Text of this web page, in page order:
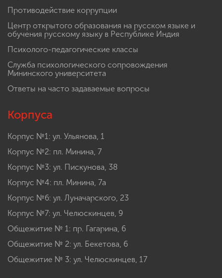
Противодействие коррупции
Центр открытого образования на русском языке и
обучения русскому языку в Республике Индия
Психолого-педагогические классы
Служба психологического сопровождения
Мининского университета
Ответы на часто задаваемые вопросы
Корпуса
Корпус №1: ул. Ульянова, 1
Корпус №2: пл. Минина, 7
Корпус №3: ул. Пискунова, 38
Корпус №4: пл. Минина, 7а
Корпус №6: ул. Луначарского, 23
Корпус №7: ул. Челюскинцев, 9
Общежитие № 1: пр. Гагарина, 6
Общежитие № 2: ул. Бекетова, 6
Общежитие № 3: ул. Челюскинцев, 17